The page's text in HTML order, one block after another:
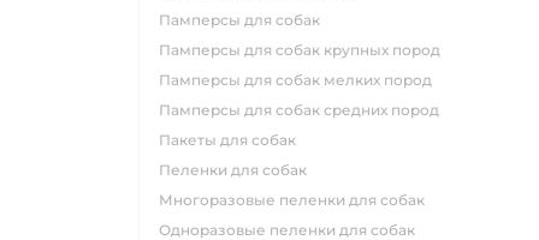
памперсы для собак
памперсы для собак крупных пород
памперсы для собак мелких пород
памперсы для собак средних пород
пакеты для собак
пеленки для собак
многоразовые пеленки для собак
одноразовые пеленки для собак